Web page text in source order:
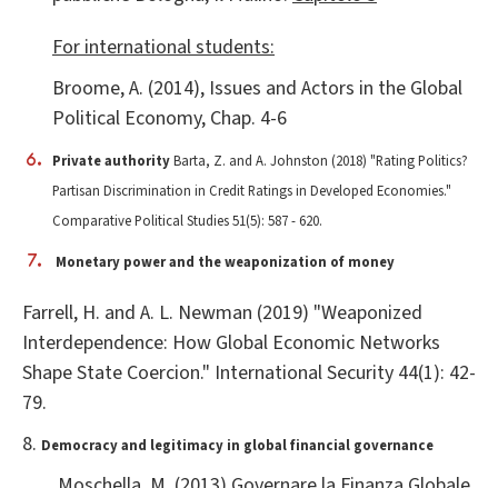
For international students:
Broome, A. (2014), Issues and Actors in the Global
Political Economy, Chap. 4-6
Private authorityBarta, Z. and A. Johnston (2018) "Rating Politics?
Partisan Discrimination in Credit Ratings in Developed Economies."
Comparative Political Studies 51(5): 587 - 620.
Monetary power and the weaponization of money
Farrell, H. and A. L. Newman (2019) "Weaponized
Interdependence: How Global Economic Networks
Shape State Coercion." International Security 44(1): 42-
79.
8. Democracy and legitimacy in global financial governance